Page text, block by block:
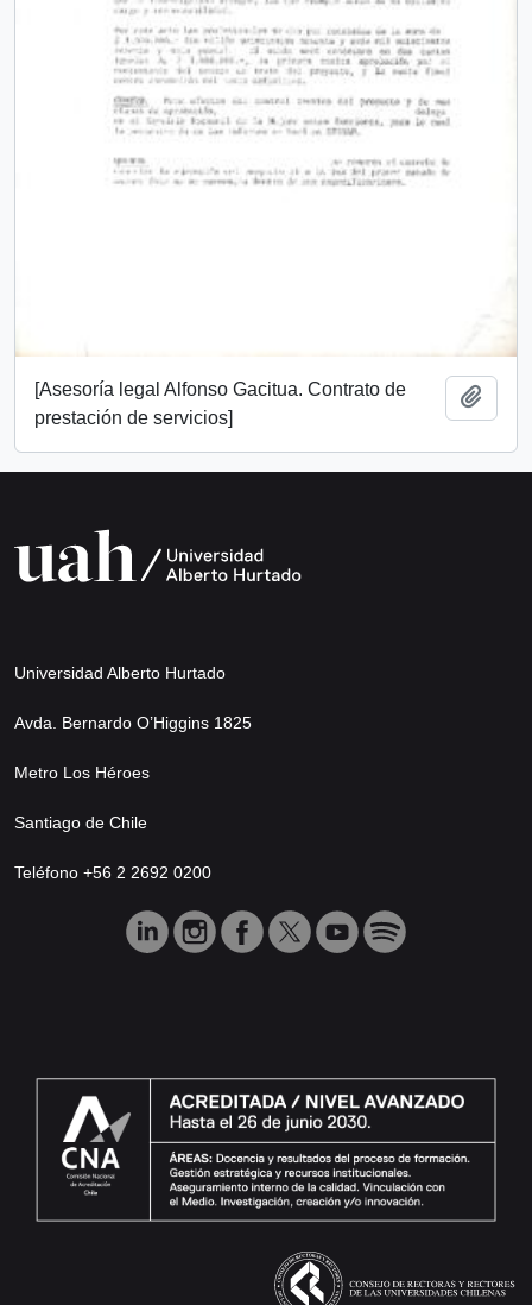
[Asesoría legal Alfonso Gacitua. Contrato de
prestación de servicios]
Universidad Alberto Hurtado
Avda. Bernardo O’Higgins 1825
Metro Los Héroes
Santiago de Chile
Teléfono +56 2 2692 0200